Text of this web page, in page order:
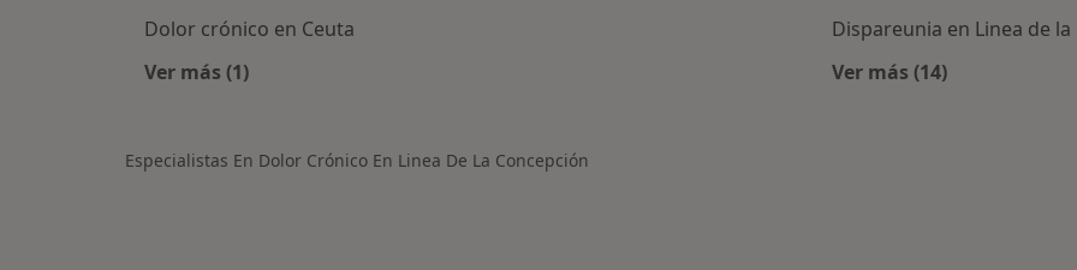
Dolor crónico en Ceuta
Ver más (1)
Dispareunia en Linea de
Ver más (14)
Especialistas En Dolor Crónico En Linea De La Concepción